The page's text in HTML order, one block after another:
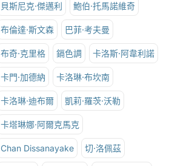
貝斯尼克·傑邁利 鮑伯·托馬諾維奇
布倫達·斯文森 巴菲·考夫曼
布奇·克里格 鎘色調 卡洛斯·阿韋利諾
卡門·加德納 卡洛琳·布坎南
卡洛琳·迪布爾 凱莉·羅茨·沃勒
卡塔琳娜·阿爾克馬克
Chan Dissanayake 切·洛佩茲